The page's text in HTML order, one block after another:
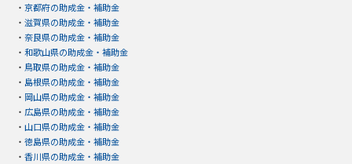
・ 京都府の助成金・補助金
・ 滋賀県の助成金・補助金
・ 奈良県の助成金・補助金
・ 和歌山県の助成金・補助金
・ 鳥取県の助成金・補助金
・ 島根県の助成金・補助金
・ 岡山県の助成金・補助金
・ 広島県の助成金・補助金
・ 山口県の助成金・補助金
・ 徳島県の助成金・補助金
・ 香川県の助成金・補助金